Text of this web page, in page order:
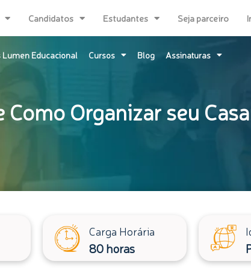
Candidatos Estudantes Seja parceiro
Lumen Educacional Cursos Blog Assinaturas
Como Organizar seu
Carga Horária
80 horas